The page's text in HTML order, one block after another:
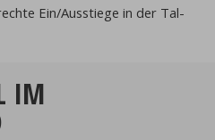
Ein/Ausstiege in der Tal-
IM